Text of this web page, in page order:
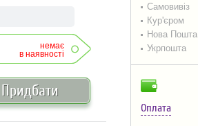
Самовивіз
Кур'єром
Нова Пошта
Укрпошта
Оплата
немає
в наявності
Придбати